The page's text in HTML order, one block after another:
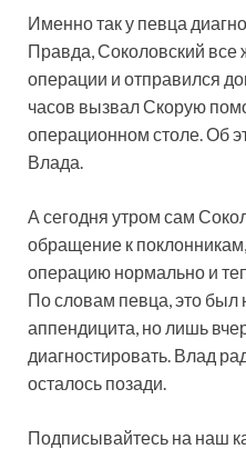
Именно так у певца
Правда, Соколовский все
операции и отправился
часов вызвал Скорую
операционном столе. Об
Влада.
А сегодня утром сам
обращение к
операцию нормально и
По словам певца, это был
аппендицита, но лишь
диагностировать. Влад
осталось позади.
Подписывайтесь на наш